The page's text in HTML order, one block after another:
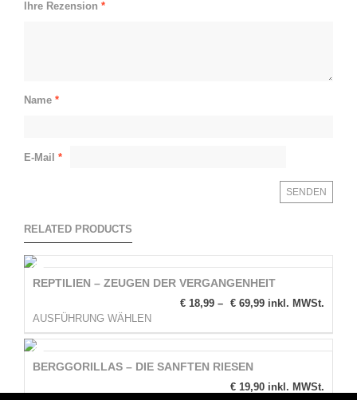
Ihre Rezension *
Name *
E-Mail *
RELATED PRODUCTS
REPTILIEN – ZEUGEN DER VERGANGENHEIT
€ 18,99 – € 69,99 inkl. MWSt.
AUSFÜHRUNG WÄHLEN
BERGGORILLAS – DIE SANFTEN RIESEN
€ 19,90 inkl. MWSt.